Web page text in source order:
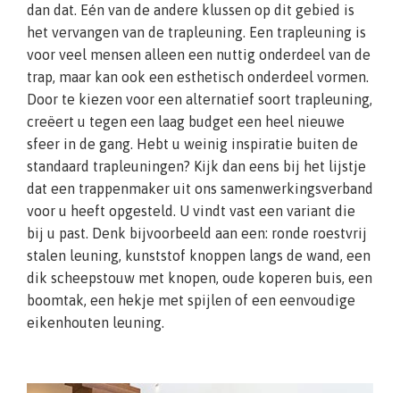
dan dat. Eén van de andere klussen op dit gebied is
het vervangen van de trapleuning. Een trapleuning is
voor veel mensen alleen een nuttig onderdeel van de
trap, maar kan ook een esthetisch onderdeel vormen.
Door te kiezen voor een alternatief soort trapleuning,
creëert u tegen een laag budget een heel nieuwe
sfeer in de gang. Hebt u weinig inspiratie buiten de
standaard trapleuningen? Kijk dan eens bij het lijstje
dat een trappenmaker uit ons samenwerkingsverband
voor u heeft opgesteld. U vindt vast een variant die
bij u past. Denk bijvoorbeeld aan een: ronde roestvrij
stalen leuning, kunststof knoppen langs de wand, een
dik scheepstouw met knopen, oude koperen buis, een
boomtak, een hekje met spijlen of een eenvoudige
eikenhouten leuning.